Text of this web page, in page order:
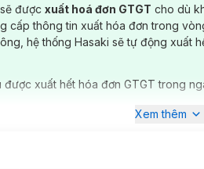
được xuất hoá đơn GTGT cho dù
cấp thông tin xuất hóa đơn trong
hệ thống Hasaki sẽ tự động xuất
xuất hết hóa đơn GTGT trong
Xem thêm